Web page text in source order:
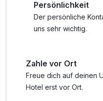
Frühstücksbüffet und
können Sie sich frische
Sektstation bedienen. Wir
Persönlichkeit
Der persönliche
uns sehr wichtig.
Zahle vor Ort
Freue dich auf deinen
Hotel erst vor Ort.